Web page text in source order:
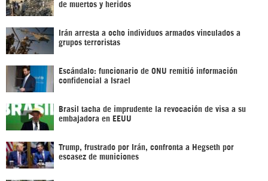
de muertos y heridos
Irán arresta a ocho individuos armados vinculados a
grupos terroristas
Escándalo: funcionario de ONU remitió información
confidencial a Israel
Brasil tacha de imprudente la revocación de visa a su
embajadora en EEUU
Trump, frustrado por Irán, confronta a Hegseth por
escasez de municiones